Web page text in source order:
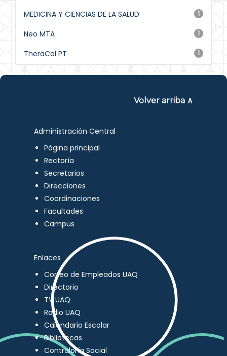
1
MEDICINA Y CIENCIAS DE LA SALUD
1
Neo MTA
1
TheraCal PT
Volver arriba ∧
Administración Central
Página principal
Rectoría
Secretarios
Direcciones
Coordinaciones
Facultades
Campus
Enlaces
Correo de Empleados UAQ
Directorio
TV UAQ
Radio UAQ
Calendario Escolar
Bibliotecas
Contraloría Social